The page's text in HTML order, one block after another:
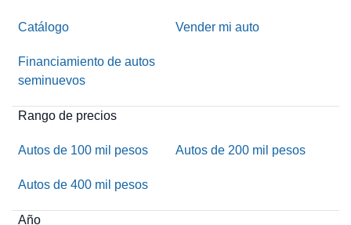
Catálogo Vender mi auto
Financiamiento de autos
seminuevos
Rango de precios
Autos de 100 mil pesos Autos de 200 mil pesos
Autos de 400 mil pesos
Año